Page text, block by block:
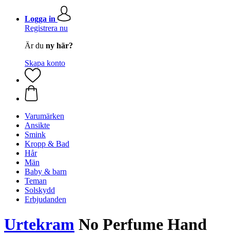
Logga in
Registrera nu
Är du ny här?
Skapa konto
Varumärken
Ansikte
Smink
Kropp & Bad
Hår
Män
Baby & barn
Teman
Solskydd
Erbjudanden
Urtekram No Perfume Hand